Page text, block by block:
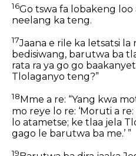
16Go tswa fa lobakeng loo
neelang ka teng.
17Jaana e rile ka letsatsi la
bedisiwang, barutwa ba
rata ra ya go go
Tlolaganyo teng?”
18 Mme a re: “Yang kwa
mo reye lo re: ‘Moruti a
lo atametse; ke tlaa jela
gago le barutwa ba me.’ ”
19